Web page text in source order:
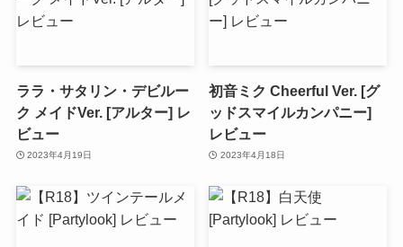
ララ・サタリン・デビルー
ク メイドVer. [アルター] レ
ビュー
2023年4月19日
初音ミク Cheerful Ver. [グ
ッドスマイルカンパニー]
レビュー
2023年4月18日